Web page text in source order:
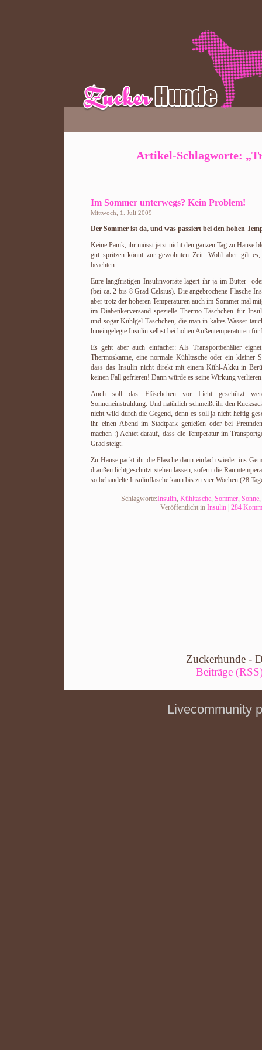
Artikel-Schlagworte:
Im Sommer unterwegs? Kein Problem!
Mittwoch, 1. Juli 2009
Der Sommer ist da, und was passiert bei den hohen
Keine Panik, ihr müsst jetzt nicht den ganzen Tag zu Hause
gut spritzen könnt zur gewohnten Zeit. Wohl aber gilt
beachten.
Eure langfristigen Insulinvorräte lagert ihr ja im Butter-
(bei ca. 2 bis 8 Grad Celsius). Die angebrochene Flasche
aber trotz der höheren Temperaturen auch im Sommer mal
im Diabetikerversand spezielle Thermo-Täschchen für
und sogar Kühlgel-Täschchen, die man in kaltes Wasser
hineingelegte Insulin selbst bei hohen Außentemperaturen
Es geht aber auch einfacher: Als Transportbehälter
Thermoskanne, eine normale Kühltasche oder ein kleiner
dass das Insulin nicht direkt mit einem Kühl-Akku in
keinen Fall gefrieren! Dann würde es seine Wirkung
Auch soll das Fläschchen vor Licht geschützt
Sonneneinstrahlung. Und natürlich schmeißt ihr den
nicht wild durch die Gegend, denn es soll ja nicht heftig
ihr einen Abend im Stadtpark genießen oder bei
machen :) Achtet darauf, dass die Temperatur im
Grad steigt.
Zu Hause packt ihr die Flasche dann einfach wieder ins
draußen lichtgeschützt stehen lassen, sofern die
so behandelte Insulinflasche kann bis zu vier Wochen (28
Schlagworte:Insulin, Kühltasche, Sommer, Sonne,
Veröffentlicht in Insulin 284
Zuckerhunde -
Beiträge
Livecommunity